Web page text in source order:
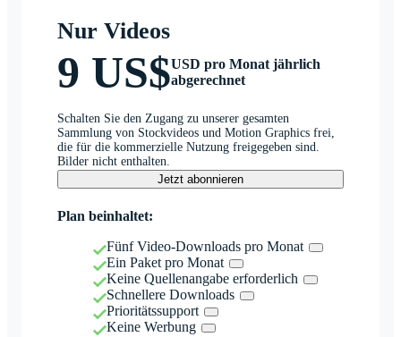
Nur Videos
9 US$USD pro Monat jährlich
abgerechnet
Schalten Sie den Zugang zu unserer gesamten
Sammlung von Stockvideos und Motion Graphics frei,
die für die kommerzielle Nutzung freigegeben sind.
Bilder nicht enthalten.
Jetzt abonnieren
Plan beinhaltet:
Fünf Video-Downloads pro Monat
Ein Paket pro Monat
Keine Quellenangabe erforderlich
Schnellere Downloads
Prioritätssupport
Keine Werbung